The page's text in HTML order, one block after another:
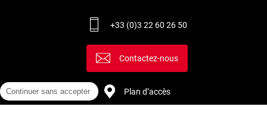
+33 (0)3 22 60 26 50
Contactez-nous
Plan d’accès
Continuer sans accepter